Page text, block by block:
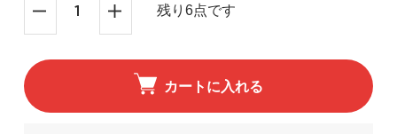
残り6点です
カートに入れる